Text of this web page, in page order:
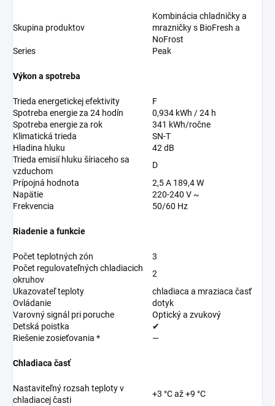
Skupina produktov
Kombinácia chladničky a
mrazničky s BioFresh a
NoFrost
Series
Peak
Výkon a spotreba
Trieda energetickej efektivity
F
Spotreba energie za 24 hodín
0,934 kWh / 24 h
Spotreba energie za rok
341 kWh/ročne
Klimatická trieda
SN-T
Hladina hluku
42 dB
Trieda emisií hluku šíriaceho sa
vzduchom
D
Prípojná hodnota
2,5 A 189,4 W
Napätie
220-240 V ~
Frekvencia
50/60 Hz
Riadenie a funkcie
Počet teplotných zón
3
Počet regulovateľných chladiacich
okruhov
2
Ukazovateľ teploty
chladiaca a mraziaca časť
Ovládanie
dotyk
Varovný signál pri poruche
Optický a zvukový
Detská poistka
✔
Riešenie zosieťovania *
—
Chladiaca časť
Nastaviteľný rozsah teploty v
chladiacej časti
+3 °C až +9 °C